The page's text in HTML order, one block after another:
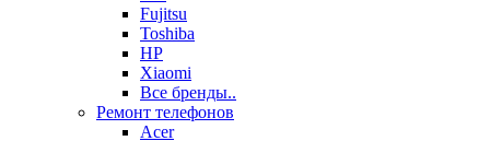
Fujitsu
Toshiba
HP
Xiaomi
Все бренды..
Ремонт телефонов
Acer